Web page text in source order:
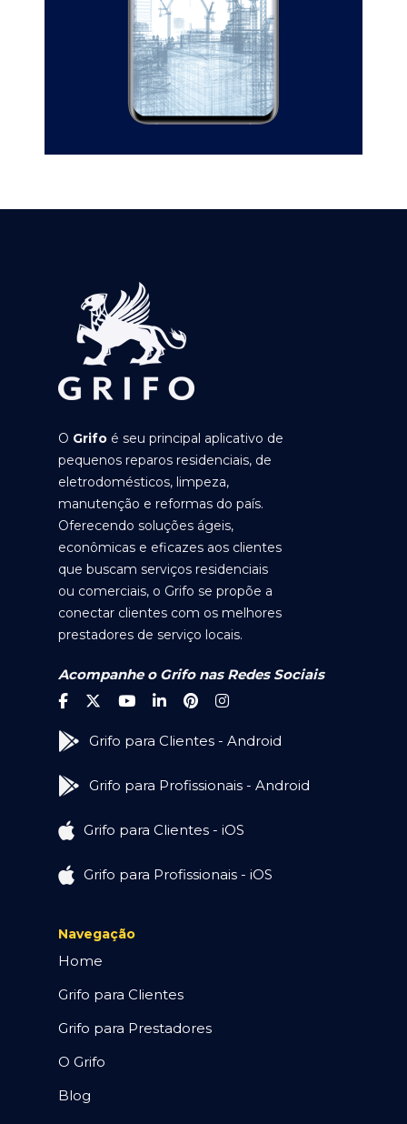
O Grifo é seu principal aplicativo de
pequenos reparos residenciais, de
eletrodomésticos, limpeza,
manutenção e reformas do país.
Oferecendo soluções ágeis,
econômicas e eficazes aos clientes
que buscam serviços residenciais
ou comerciais, o Grifo se propõe a
conectar clientes com os melhores
prestadores de serviço locais.
Acompanhe o Grifo nas Redes Sociais
Grifo para Clientes - Android
Grifo para Profissionais - Android
Grifo para Clientes - iOS
Grifo para Profissionais - iOS
Navegação
Home
Grifo para Clientes
Grifo para Prestadores
O Grifo
Blog